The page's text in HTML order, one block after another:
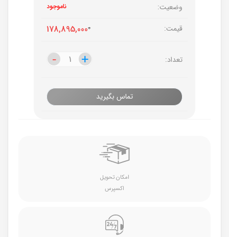
وضعیت: ناموجود
قیمت: 178,895,0000
تعداد: +
- +
-
تماس بگیرید
امکان تحویل
اکسپرس